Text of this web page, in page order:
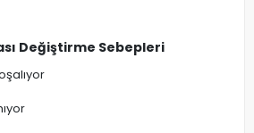
Değiştirme Sebepleri